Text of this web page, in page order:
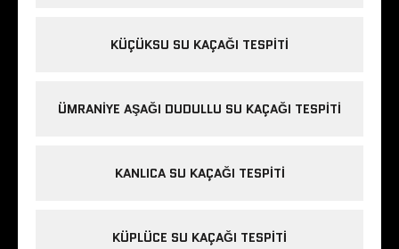
KÜÇÜKSU SU KAÇAĞI TESPITI
ÜMRANIYE AŞAĞI DUDULLU SU KAÇAĞI TESPITI
KANLICA SU KAÇAĞI TESPITI
KÜPLÜCE SU KAÇAĞI TESPITI